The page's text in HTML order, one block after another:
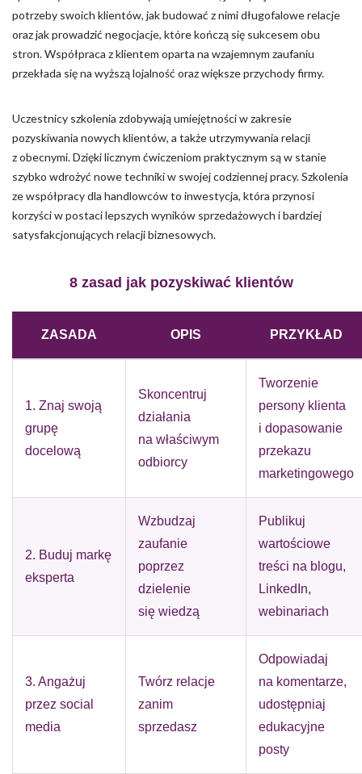
potrzeby swoich klientów, jak budować z nimi długofalowe relacje
oraz jak prowadzić negocjacje, które kończą się sukcesem obu
stron. Współpraca z klientem oparta na wzajemnym zaufaniu
przekłada się na wyższą lojalność oraz większe przychody firmy.
Uczestnicy szkolenia zdobywają umiejętności w zakresie
pozyskiwania nowych klientów, a także utrzymywania relacji
z obecnymi. Dzięki licznym ćwiczeniom praktycznym są w stanie
szybko wdrożyć nowe techniki w swojej codziennej pracy. Szkolenia
ze współpracy dla handlowców to inwestycja, która przynosi
korzyści w postaci lepszych wyników sprzedażowych i bardziej
satysfakcjonujących relacji biznesowych.
8 zasad jak pozyskiwać klientów
ZASADA OPIS PRZYKŁAD
1. Znaj swoją
grupę
docelową
Skoncentruj
działania
na właściwym
odbiorcy
Tworzenie
persony klienta
i dopasowanie
przekazu
marketingowego
2. Buduj markę
eksperta
Wzbudzaj
zaufanie
poprzez
dzielenie
się wiedzą
Publikuj
wartościowe
treści na blogu,
LinkedIn,
webinariach
3. Angażuj
przez social
media
Twórz relacje
zanim
sprzedasz
Odpowiadaj
na komentarze,
udostępniaj
edukacyjne
posty